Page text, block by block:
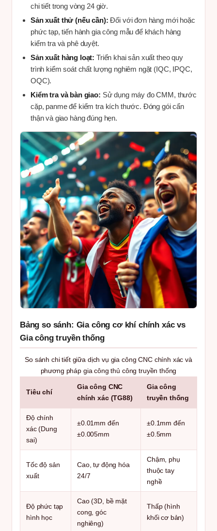
chi tiết trong vòng 24 giờ.
Sản xuất thử (nếu cần): Đối với đơn hàng mới hoặc
phức tạp, tiến hành gia công mẫu để khách hàng
kiểm tra và phê duyệt.
Sản xuất hàng loạt: Triển khai sản xuất theo quy
trình kiểm soát chất lượng nghiêm ngặt (IQC, IPQC,
OQC).
Kiểm tra và bàn giao: Sử dụng máy đo CMM, thước
cặp, panme để kiểm tra kích thước. Đóng gói cẩn
thận và giao hàng đúng hẹn.
Bảng so sánh: Gia công cơ khí chính xác vs
Gia công truyền thống
So sánh chi tiết giữa dịch vụ gia công CNC chính xác và
phương pháp gia công thủ công truyền thống
Tiêu chí
Gia công CNC
chính xác (TG88)
Gia công
truyền thống
Độ chính
xác (Dung
sai)
±0.01mm đến
±0.005mm
±0.1mm đến
±0.5mm
Tốc độ sản
xuất
Cao, tự động hóa
24/7
Chậm, phụ
thuộc tay
nghề
Độ phức tạp
hình học
Cao (3D, bề mặt
cong, góc
nghiêng)
Thấp (hình
khối cơ bản)